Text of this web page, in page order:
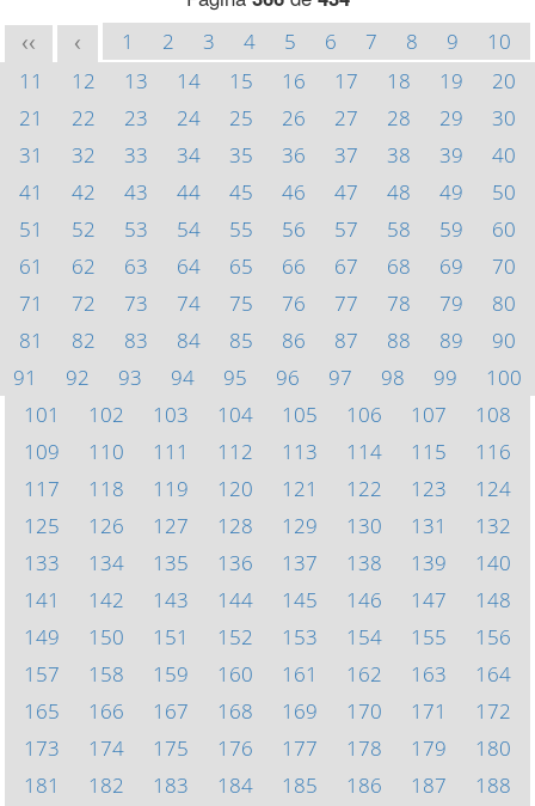
<< < 1 2 3 4 5 6 7 8 9
10
11
12 13 14 15 16 17 18 19
20
21
22 23 24 25 26 27 28 29
30
31
32 33 34 35 36 37 38 39
40
41
42 43 44 45 46 47 48 49
50
51
52 53 54 55 56 57 58 59
60
61
62 63 64 65 66 67 68 69
70
71
72 73 74 75 76 77 78 79
80
81
82 83 84 85 86 87 88 89
90
91
92 93 94 95 96 97 98 99
100
101
102 103 104 105 106 107
108
109
110 111 112 113 114 115
116
117
118 119 120 121 122 123
124
125
126 127 128 129 130 131
132
133
134 135 136 137 138 139
140
141
142 143 144 145 146 147
148
149
150 151 152 153 154 155
156
157
158 159 160 161 162 163
164
165
166 167 168 169 170 171
172
173
174 175 176 177 178 179
180
181
182 183 184 185 186 187
188